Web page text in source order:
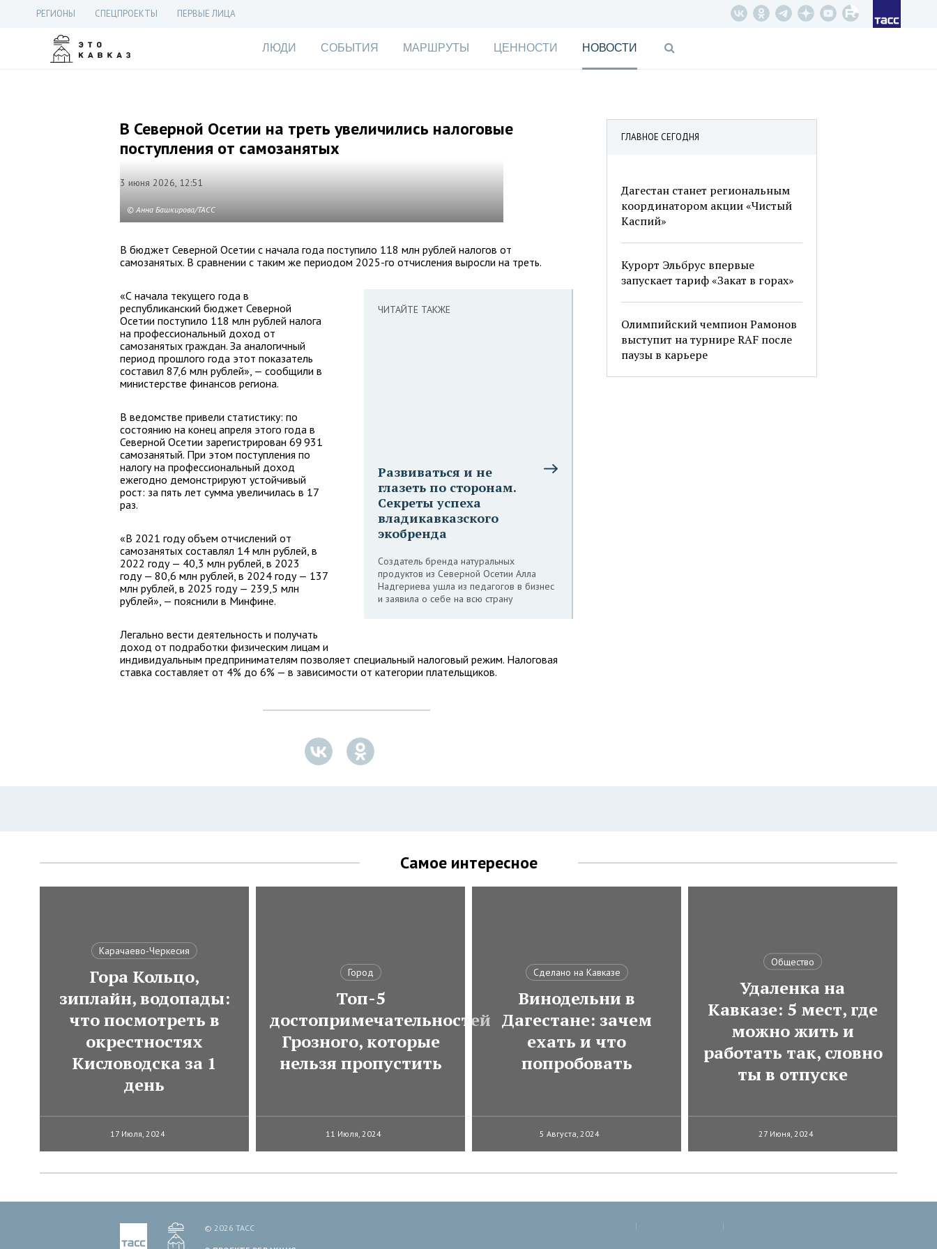
РЕГИОНЫ СПЕЦПРОЕКТЫ ПЕРВЫЕ ЛИЦА
ЛЮДИ СОБЫТИЯ МАРШРУТЫ ЦЕННОСТИ НОВОСТИ
ГЛАВНОЕ СЕГОДНЯ
Дагестан станет региональным
координатором акции «Чистый
Каспий»
Курорт Эльбрус впервые
запускает тариф «Закат в горах»
Олимпийский чемпион Рамонов
выступит на турнире RAF после
паузы в карьере
В Северной Осетии на треть увеличились налоговые
поступления от самозанятых
3 июня 2026, 12:51
© Анна Башкирова/ТАСС
В бюджет Северной Осетии с начала года поступило 118 млн рублей налогов от
самозанятых. В сравнении с таким же периодом 2025-го отчисления выросли на треть.
ЧИТАЙТЕ ТАКЖЕ
Развиваться и не
глазеть по сторонам.
Секреты успеха
владикавказского
экобренда
Создатель бренда натуральных
продуктов из Северной Осетии Алла
Надгериева ушла из педагогов в бизнес
и заявила о себе на всю страну
«С начала текущего года в
республиканский бюджет Северной
Осетии поступило 118 млн рублей налога
на профессиональный доход от
самозанятых граждан. За аналогичный
период прошлого года этот показатель
составил 87,6 млн рублей», — сообщили в
министерстве финансов региона.
В ведомстве привели статистику: по
состоянию на конец апреля этого года в
Северной Осетии зарегистрирован 69 931
самозанятый. При этом поступления по
налогу на профессиональный доход
ежегодно демонстрируют устойчивый
рост: за пять лет сумма увеличилась в 17
раз.
«В 2021 году объем отчислений от
самозанятых составлял 14 млн рублей, в
2022 году — 40,3 млн рублей, в 2023
году — 80,6 млн рублей, в 2024 году — 137
млн рублей, в 2025 году — 239,5 млн
рублей», — пояснили в Минфине.
Легально вести деятельность и получать
доход от подработки физическим лицам и
индивидуальным предпринимателям позволяет специальный налоговый режим. Налоговая
ставка составляет от 4% до 6% — в зависимости от категории плательщиков.
Самое интересное
Карачаево-Черкесия
Гора Кольцо,
зиплайн, водопады:
что посмотреть в
окрестностях
Кисловодска за 1
день
17 Июля, 2024
Город
Топ-5
достопримечательностей
Грозного, которые
нельзя пропустить
11 Июля, 2024
Сделано на Кавказе
Винодельни в
Дагестане: зачем
ехать и что
попробовать
5 Августа, 2024
Общество
Удаленка на
Кавказе: 5 мест, где
можно жить и
работать так, словно
ты в отпуске
27 Июня, 2024
© 2026 ТАСС